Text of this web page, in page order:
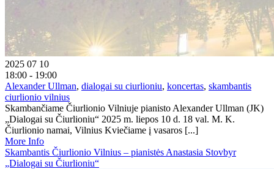
2025 07 10
18:00 - 19:00
Alexander Ullman, dialogai su ciurlioniu, koncertas, skambantis
ciurlionio vilnius
Skambančiame Čiurlionio Vilniuje pianisto Alexander Ullman (JK)
„Dialogai su Čiurlioniu“ 2025 m. liepos 10 d. 18 val. M. K.
Čiurlionio namai, Vilnius Kviečiame į vasaros [...]
More Info
Skambantis Čiurlionio Vilnius – pianistės Anastasia Stovbyr
„Dialogai su Čiurlioniu“